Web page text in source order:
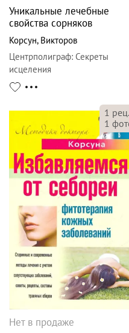
Уникальные лечебные
свойства сорняков
Корсун, Викторов
Центрполиграф: Секреты
исцеления
1 рец.
1
Нет в продаже